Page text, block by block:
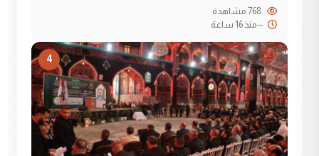
--منذ 16 ساعة
4